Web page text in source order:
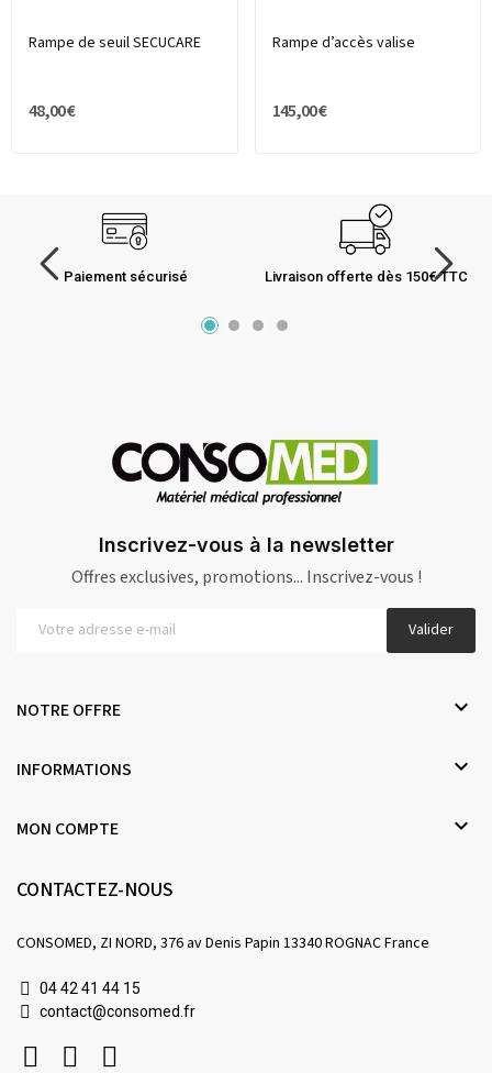
Rampe de seuil SECUCARE
48,00 €
Rampe d’accès valise
145,00 €
Paiement sécurisé Livraison offerte dès 150€ TTC
Inscrivez-vous à la newsletter
Offres exclusives, promotions... Inscrivez-vous !
Valider
NOTRE OFFRE 
INFORMATIONS 
MON COMPTE 
CONTACTEZ-NOUS
CONSOMED, ZI NORD, 376 av Denis Papin 13340 ROGNAC France
04 42 41 44 15
contact@consomed.fr